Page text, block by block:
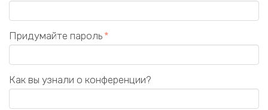
Придумайте пароль
Как вы узнали о конференции?